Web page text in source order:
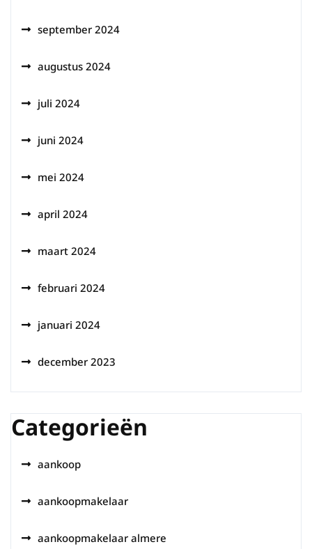
september 2024
augustus 2024
juli 2024
juni 2024
mei 2024
april 2024
maart 2024
februari 2024
januari 2024
december 2023
Categorieën
aankoop
aankoopmakelaar
aankoopmakelaar almere